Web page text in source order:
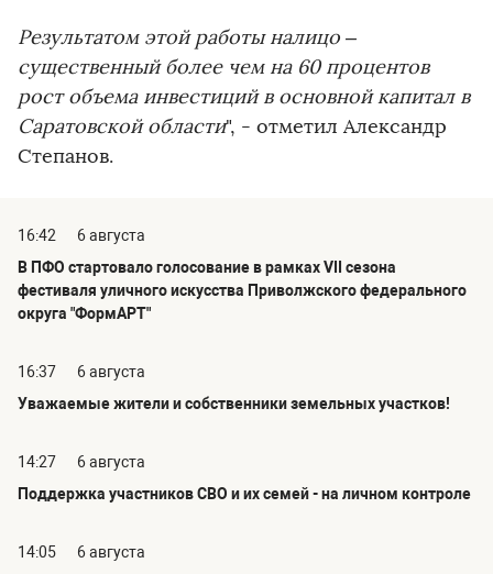
Результатом этой работы налицо –
существенный более чем на 60 процентов
рост объема инвестиций в основной капитал в
Саратовской области", - отметил Александр
Степанов.
16:42
6 августа
В ПФО стартовало голосование в рамках VII сезона
фестиваля уличного искусства Приволжского федерального
округа "ФормАРТ"
16:37
6 августа
Уважаемые жители и собственники земельных участков!
14:27
6 августа
Поддержка участников СВО и их семей - на личном контроле
14:05
6 августа